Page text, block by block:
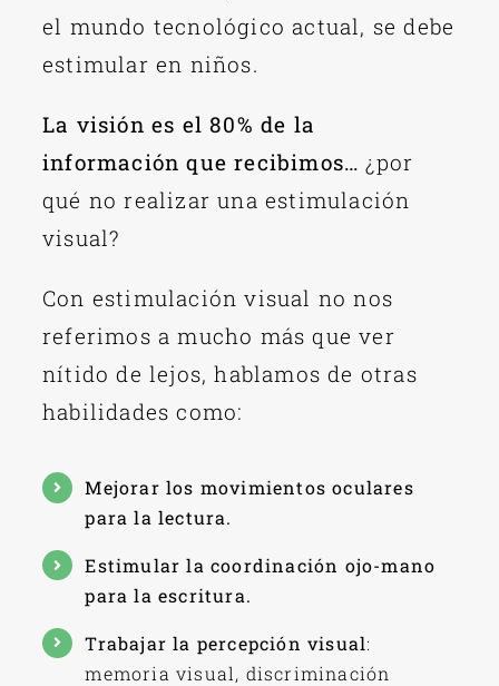
Sobre Jose
Videoblog
Contacto
el mundo tecnológico actual, se debe
estimular en niños.
La visión es el 80% de la
información que recibimos… ¿por
qué no realizar una estimulación
visual?
Con estimulación visual no nos
referimos a mucho más que ver
nítido de lejos, hablamos de otras
habilidades como:
Mejorar los movimientos oculares
para la lectura.
Estimular la coordinación ojo-mano
para la escritura.
Trabajar la percepción visual:
memoria visual, discriminación